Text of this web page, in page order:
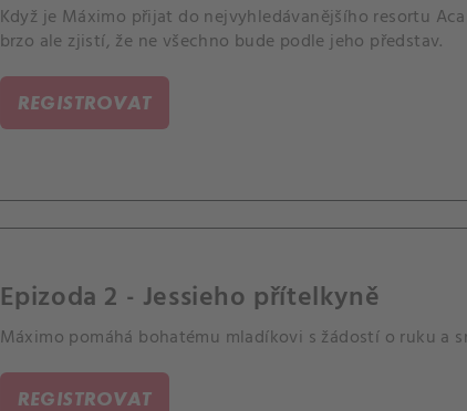
Když je Máximo přijat do nejvyhledávanějšího resortu
brzo ale zjistí, že ne všechno bude podle jeho představ.
REGISTROVAT
Epizoda 2 - Jessieho přítelkyně
Máximo pomáhá bohatému mladíkovi s žádostí o ruku a
REGISTROVAT